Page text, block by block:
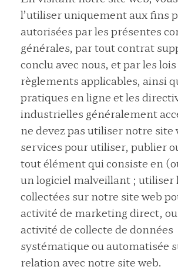
l’utiliser uniquement aux fins
autorisées par les présentes
générales, par tout contrat
conclu avec nous, et par les
règlements applicables, ainsi
pratiques en ligne et les
industrielles généralement
ne devez pas utiliser notre site
services pour utiliser, publier
tout élément qui consiste en
un logiciel malveillant ; utiliser
collectées sur notre site web
activité de marketing direct,
activité de collecte de données
systématique ou automatisée
relation avec notre site web.